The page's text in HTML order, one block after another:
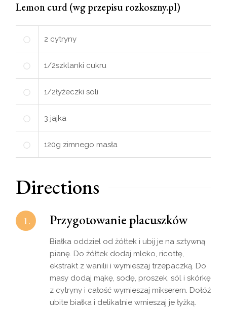
Lemon curd (wg przepisu rozkoszny.pl)
2 cytryny
1/2szklanki cukru
1/2łyżeczki soli
3 jajka
120g zimnego masła
Directions
1. Przygotowanie placuszków
Białka oddziel od żółtek i ubij je na sztywną
pianę. Do żółtek dodaj mleko, ricottę,
ekstrakt z wanilii i wymieszaj trzepaczką. Do
masy dodaj mąkę, sodę, proszek, sól i skórkę
z cytryny i całość wymieszaj mikserem. Dołóż
ubite białka i delikatnie wmieszaj je łyżką.